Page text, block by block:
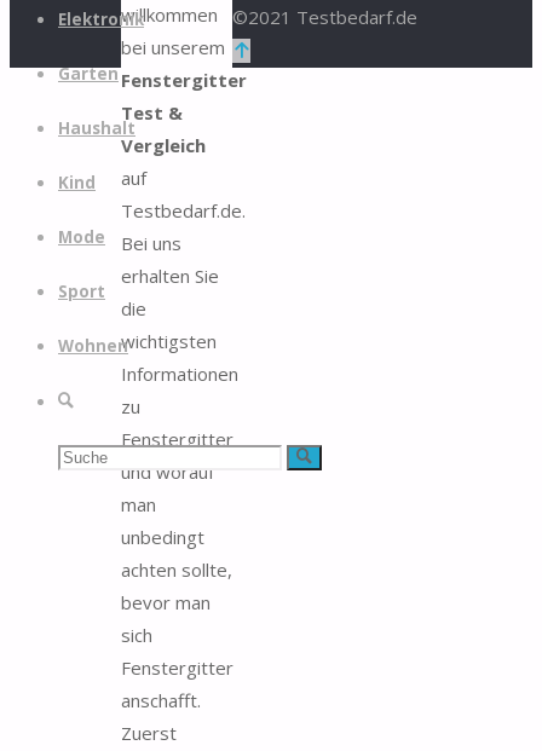
Elektronik
Garten
Haushalt
Kind
Mode
Sport
Wohnen
Suche
Suchen Suche
willkommen
bei unserem
Fenstergitter
Test &
Vergleich
auf
Testbedarf.de.
Bei uns
erhalten Sie
die
wichtigsten
Informationen
zu
Fenstergitter
und worauf
man
unbedingt
achten sollte,
bevor man
sich
Fenstergitter
anschafft.
Zuerst
©2021 Testbedarf.de
Zurück
nach